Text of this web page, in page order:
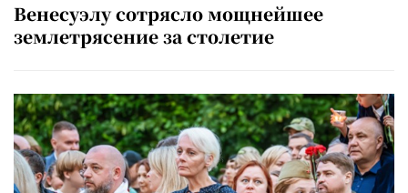
Венесуэлу сотрясло мощнейшее
землетрясение за столетие